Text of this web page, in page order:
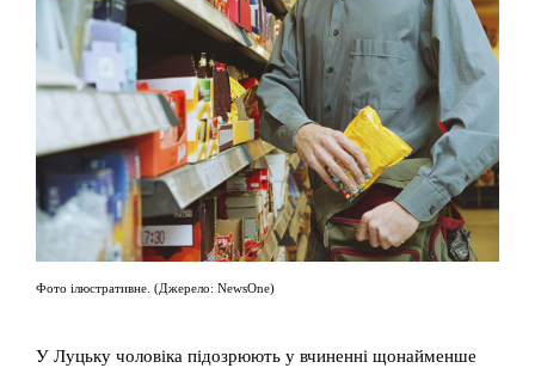
Фото ілюстративне. (Джерело: NewsOne)
У Луцьку чоловіка підозрюють у вчиненні щонайменше